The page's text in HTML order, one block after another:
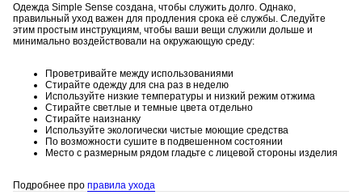
Одежда Simple Sense создана, чтобы служить долго. Однако,
правильный уход важен для продления срока её службы. Следуйте
этим простым инструкциям, чтобы ваши вещи служили дольше и
минимально воздействовали на окружающую среду:
Проветривайте между использованиями
Стирайте одежду для сна раз в неделю
Используйте низкие температуры и низкий режим отжима
Стирайте светлые и темные цвета отдельно
Стирайте наизнанку
Используйте экологически чистые моющие средства
По возможности сушите в подвешенном состоянии
Место с размерным рядом гладьте с лицевой стороны изделия
Подробнее про правила ухода